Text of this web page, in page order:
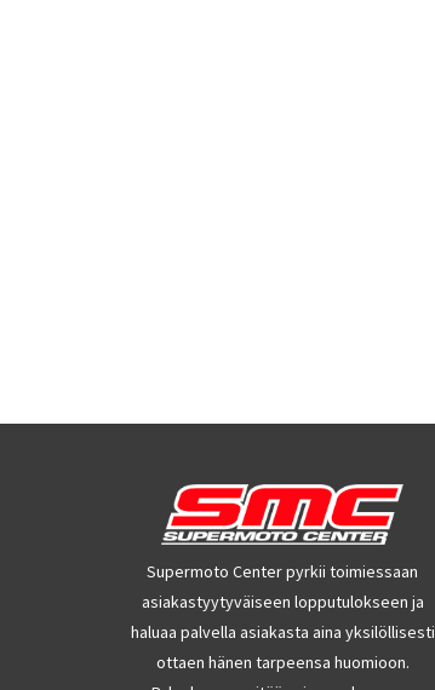
Supermoto Center pyrkii toimiessaan
asiakastyytyväiseen lopputulokseen ja
haluaa palvella asiakasta aina yksilöllisesti
ottaen hänen tarpeensa huomioon.